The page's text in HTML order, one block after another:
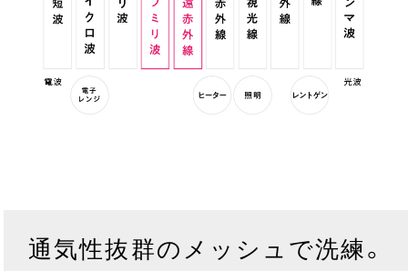
通気性抜群のメッシュで洗練。